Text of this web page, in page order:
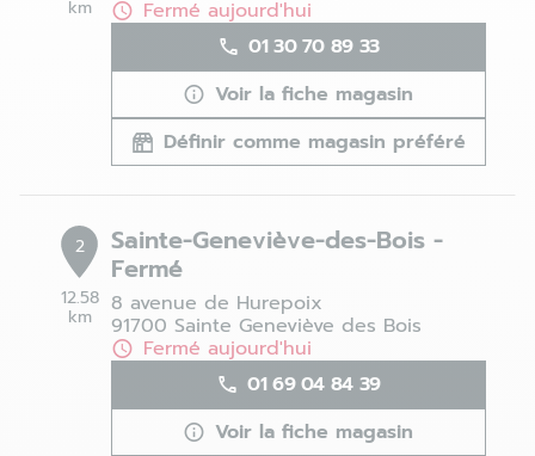
km
Fermé aujourd'hui
01 30 70 89 33
Voir la fiche magasin
Définir comme magasin préféré
2
12.58
km
Sainte-Geneviève-des-Bois -
Fermé
8 avenue de Hurepoix
91700 Sainte Geneviève des Bois
Fermé aujourd'hui
01 69 04 84 39
Voir la fiche magasin